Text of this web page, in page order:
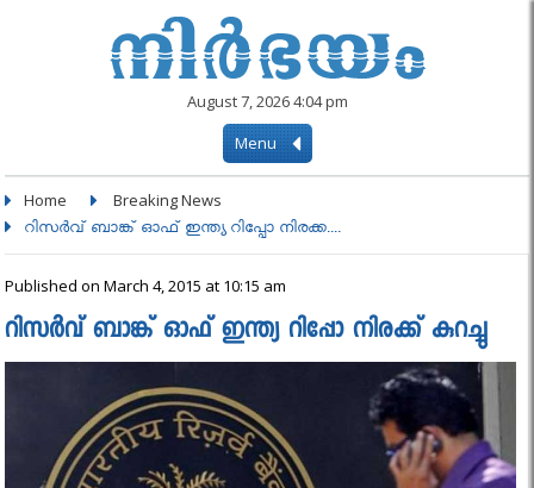
August 7, 2026 4:04 pm
Menu
Home Breaking News
റിസര്‍വ് ബാങ്ക് ഓഫ് ഇന്ത്യ റിപ്പോ നിരക്ക....
Published on March 4, 2015 at 10:15 am
റിസര്‍വ് ബാങ്ക് ഓഫ് ഇന്ത്യ റിപ്പോ നിരക്ക് കുറച്ചു